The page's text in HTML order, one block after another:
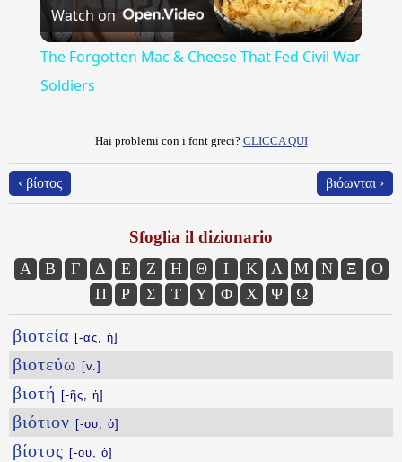
Video
Watch on
The Forgotten Mac & Cheese That Fed Civil War
Soldiers
Hai problemi con i font greci? CLICCA QUI
‹ βίοτος βιόωνται ›
Sfoglia il dizionario
Α Β Γ Δ Ε Ζ Η Θ Ι Κ Λ Μ Ν Ξ
Ο
Π
Ρ Σ Τ Υ Φ Χ Ψ Ω
βιοτεία [-ας, ἡ]
βιοτεύω [v.]
βιοτή [-ῆς, ἡ]
βιότιον [-ου, ὁ]
βίοτος [-ου, ὁ]